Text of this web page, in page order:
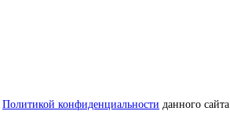
Политикой конфиденциальности данного сайта.